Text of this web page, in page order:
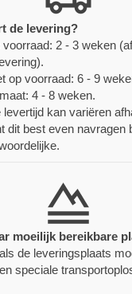
de levering?
voorraad: 2 - 3 weken
op voorraad: 6 - 9
4 - 8 weken.
levertijd kan variëren
dit best even navragen
moeilijk bereikbare
de leveringsplaats
speciale